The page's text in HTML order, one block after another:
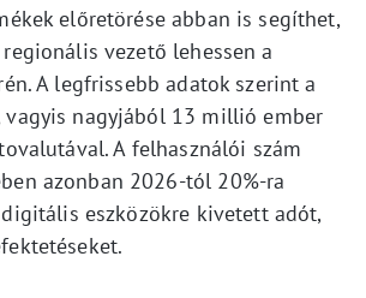
előretörése abban is segíthet,
vezető lehessen a
A legfrissebb adatok szerint a
vagyis nagyjából 13 millió ember
A felhasználói szám
azonban 2026-tól 20%-ra
eszközökre kivetett adót,